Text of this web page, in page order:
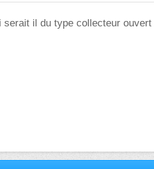
il du type collecteur ouvert